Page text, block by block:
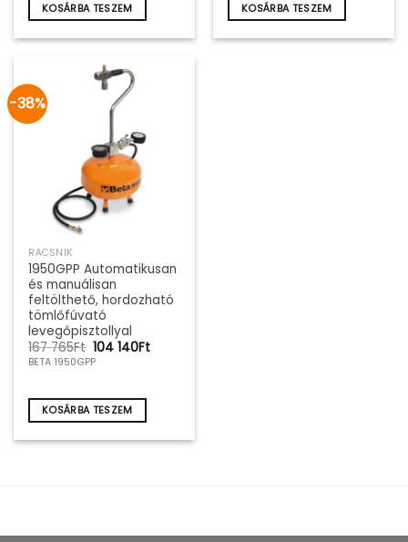
KOSÁRBA TESZEM KOSÁRBA TESZEM
-38%
RACSNIK
1950GPP Automatikusan
és manuálisan
feltölthető, hordozható
tömlőfúvató
levegőpisztollyal
167 765Ft Original
price
765Ft.
104 140FtCurrent
BETA 1950GPP
KOSÁRBA TESZEM